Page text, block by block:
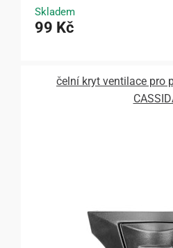
Skladem
99 Kč
čelní kryt ventilace pro